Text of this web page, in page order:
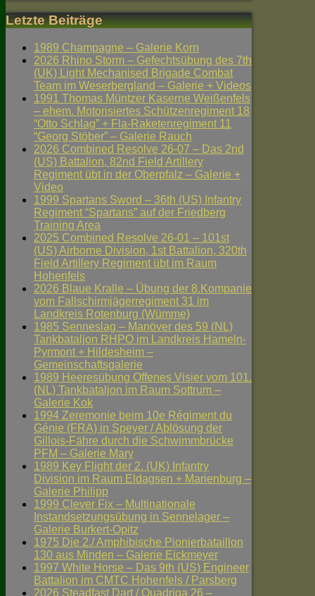
Letzte Beiträge
1989 Champagne – Galerie Korn
2026 Rhino Storm – Gefechtsübung des 7th
(UK) Light Mechanised Brigade Combat
Team im Weserbergland – Galerie + Videos
1991 Thomas Müntzer Kaserne Weißenfels
– ehem. Motorisiertes Schützenregiment 18
“Otto Schlag” + Fla-Raketenregiment 11
“Georg Stöber” – Galerie Rauch
2026 Combined Resolve 26-07 – Das 2nd
(US) Battalion, 82nd Field Artillery
Regiment übt in der Oberpfalz – Galerie +
Video
1999 Spartans Sword – 36th (US) Infantry
Regiment “Spartans” auf der Friedberg
Training Area
2025 Combined Resolve 26-01 – 101st
(US) Airborne Division, 1st Battalion, 320th
Field Artillery Regiment übt im Raum
Hohenfels
2026 Blaue Kralle – Übung der 8.Kompanie
vom Fallschirmjägerregiment 31 im
Landkreis Rotenburg (Wümme)
1985 Senneslag – Manöver des 59 (NL)
Tankbataljon RHPO im Landkreis Hameln-
Pyrmont + Hildesheim –
Gemeinschaftsgalerie
1989 Heeresübung Offenes Visier vom 101.
(NL) Tankbataljon im Raum Sottrum –
Galerie Kok
1994 Zeremonie beim 10e Régiment du
Génie (FRA) in Speyer / Ablösung der
Gillois-Fähre durch die Schwimmbrücke
PFM – Galerie Mary
1989 Key Flight der 2. (UK) Infantry
Division im Raum Eldagsen + Marienburg –
Galerie Philipp
1999 Clever Fix – Multinationale
Instandsetzungsübung in Sennelager –
Galerie Burkert-Opitz
1975 Die 2./ Amphibische Pionierbataillon
130 aus Minden – Galerie Eickmeyer
1997 White Horse – Das 9th (US) Engineer
Battalion im CMTC Hohenfels / Parsberg
2026 Steadfast Dart / Quadriga 26 –